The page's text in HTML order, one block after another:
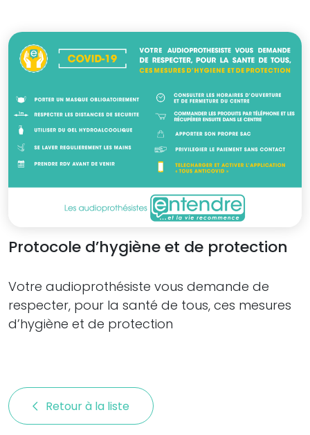
Protocole d’hygiène et de protection
Votre audioprothésiste vous demande de
respecter, pour la santé de tous, ces mesures
d’hygiène et de protection
Retour à la liste